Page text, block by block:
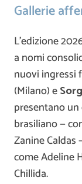
Gallerie
L’edizione
a nomi
nuovi ingressi
(Milano) e
presentano
brasiliano —
Zanine
come Adeline
Chillida.